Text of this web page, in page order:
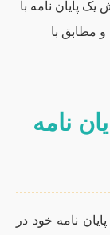
یک پایان نامه با
مطابق با
نامه
نامه خود در